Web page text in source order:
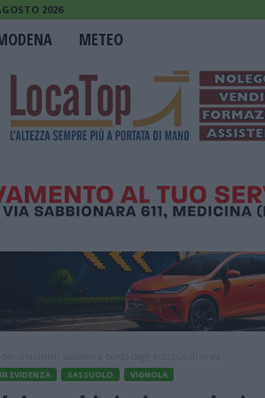
2026
METEO
IN EVIDENZA SASSUOLO VIGNOLA